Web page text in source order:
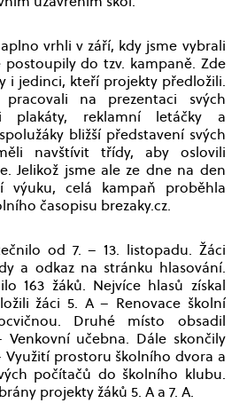
vrhli v září, kdy jsme vybrali
do tzv. kampaně. Zde
i jedinci, kteří projekty předložili.
na prezentaci svých
plakáty, reklamní letáčky a
bližší představení svých
navštívit třídy, aby oslovili
Jelikož jsme ale ze dne na den
výuku, celá kampaň proběhla
časopisu brezaky.cz.
od 7. – 13. listopadu. Žáci
a odkaz na stránku hlasování.
163 žáků. Nejvíce hlasů získal
žáci 5. A – Renovace školní
Druhé místo obsadil
učebna. Dále skončily
Využití prostoru školního dvora a
počítačů do školního klubu.
projekty žáků 5. A a 7. A.